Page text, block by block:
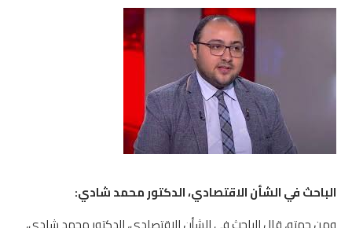
الباحث في الشأن الاقتصادي، الدكتور محمد شادي: